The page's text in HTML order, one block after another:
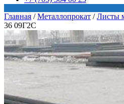
Главная / Металлопрокат / Листы
36 09Г2С